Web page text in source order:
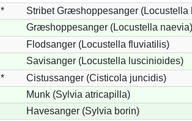
*
Stribet Græshoppesanger (Locustella
Græshoppesanger (Locustella naevia)
Flodsanger (Locustella fluviatilis)
Savisanger (Locustella luscinioides)
*
Cistussanger (Cisticola juncidis)
Munk (Sylvia atricapilla)
Havesanger (Sylvia borin)